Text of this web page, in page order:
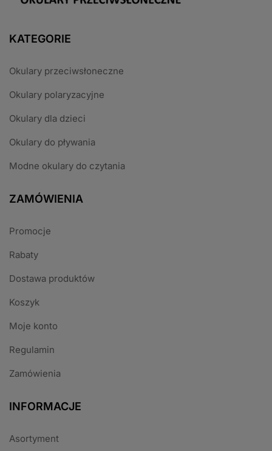
KATEGORIE
Okulary przeciwsłoneczne
Okulary polaryzacyjne
Okulary dla dzieci
Okulary do pływania
Modne okulary do czytania
ZAMÓWIENIA
Promocje
Rabaty
Dostawa produktów
Koszyk
Moje konto
Regulamin
Zamówienia
INFORMACJE
Asortyment